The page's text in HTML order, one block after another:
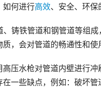
如何进行高效、安全、环保
铸铁管道和钢管道等组
，会对管道的畅通性和使
压水枪对管道内壁进行
一些缺点，例如：破坏